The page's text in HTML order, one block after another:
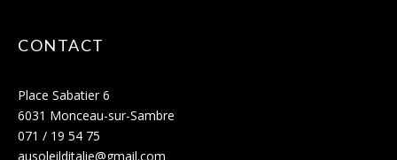
CONTACT
Place Sabatier 6
6031 Monceau-sur-Sambre
071 / 19 54 75
ausoleilditalie@gmail.com